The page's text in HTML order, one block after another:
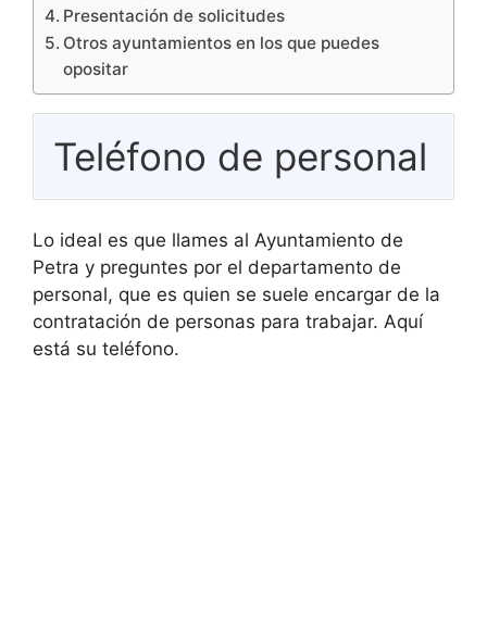
Presentación de solicitudes
Otros ayuntamientos en los que puedes
opositar
Teléfono de personal
Lo ideal es que llames al Ayuntamiento de
Petra y preguntes por el departamento de
personal, que es quien se suele encargar de la
contratación de personas para trabajar. Aquí
está su teléfono.